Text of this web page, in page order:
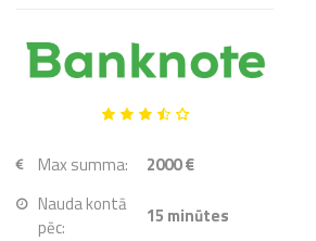
Max summa:
2000 €
Nauda kontā
pēc:
15 minūtes